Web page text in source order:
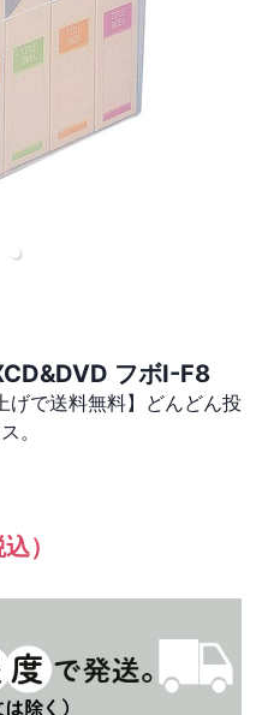
フボI-F8
げで送料無料】どんどん投
。
込）